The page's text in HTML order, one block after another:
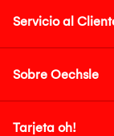
Servicio al
Sobre Oechsle
Tarjeta oh!